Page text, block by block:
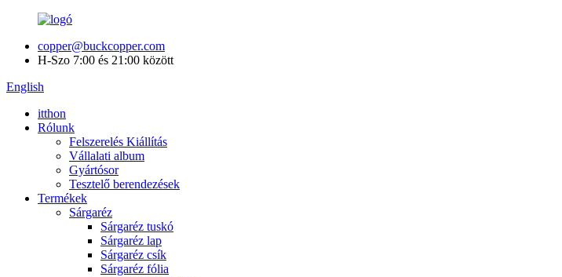
copper@buckcopper.com
H-Szo 7:00 és 21:00 között
English
itthon
Rólunk
Felszerelés Kiállítás
Vállalati album
Gyártósor
Tesztelő berendezések
Termékek
Sárgaréz
Sárgaréz tuskó
Sárgaréz lap
Sárgaréz csík
Sárgaréz fólia